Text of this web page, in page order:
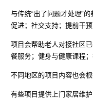
与传统“出了问题才处理”
促进；社交支持；提前干预
项目会帮助老人对接社区
餐服务；健身与健康课程
不同地区的项目内容也会
有些项目提供上门家居维